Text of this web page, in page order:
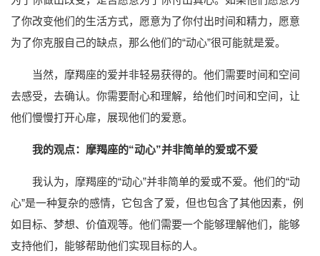
了你改变他们的生活方式，愿意为了你付出时间和精力，愿意
为了你克服自己的缺点，那么他们的“动心”很可能就是爱。
当然，摩羯座的爱并非轻易获得的。他们需要时间和空间
去感受，去确认。你需要耐心和理解，给他们时间和空间，让
他们慢慢打开心扉，展现他们的爱意。
我的观点：摩羯座的“动心”并非简单的爱或不爱
我认为，摩羯座的“动心”并非简单的爱或不爱。他们的“动
心”是一种复杂的感情，它包含了爱，但也包含了其他因素，例
如目标、梦想、价值观等。他们需要一个能够理解他们，能够
支持他们，能够帮助他们实现目标的人。